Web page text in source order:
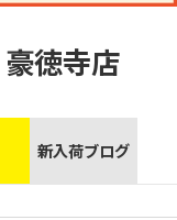
豪徳寺店
新入荷ブログ